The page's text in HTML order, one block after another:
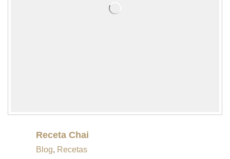
Receta Chai
Blog, Recetas